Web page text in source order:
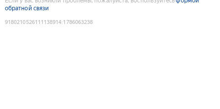
обратной связи
9180210526111138914:1786063238